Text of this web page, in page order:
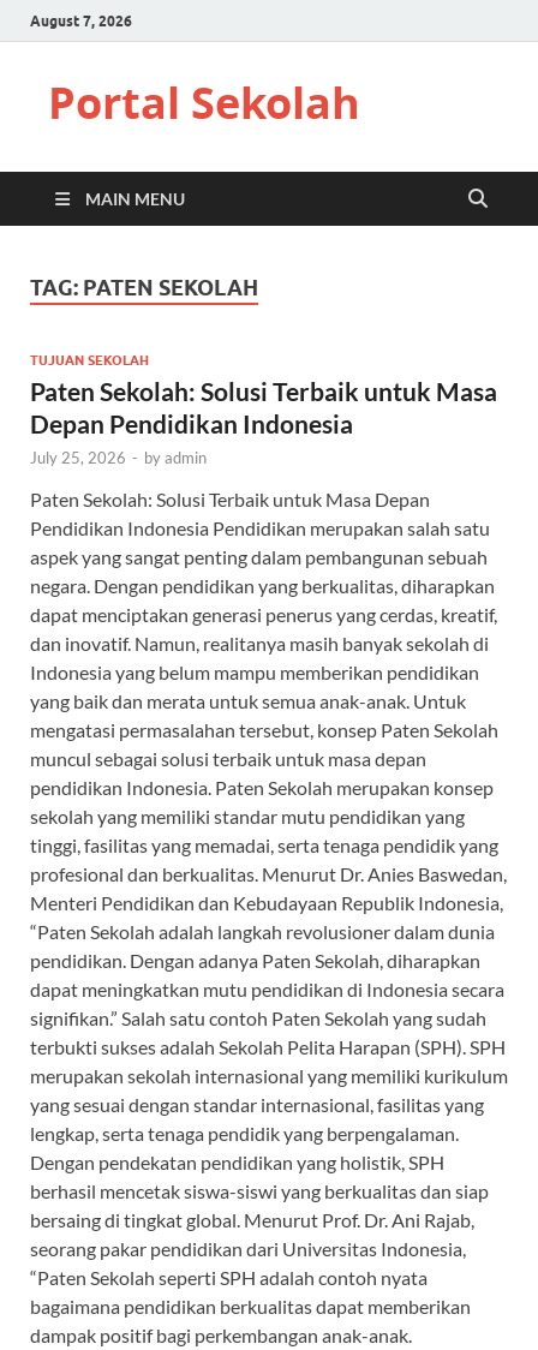
August 7, 2026
Portal Sekolah
MAIN MENU
TAG: PATEN SEKOLAH
TUJUAN SEKOLAH
Paten Sekolah: Solusi Terbaik untuk Masa
Depan Pendidikan Indonesia
July 25, 2026 - byadmin
Paten Sekolah: Solusi Terbaik untuk Masa Depan
Pendidikan Indonesia Pendidikan merupakan salah satu
aspek yang sangat penting dalam pembangunan sebuah
negara. Dengan pendidikan yang berkualitas, diharapkan
dapat menciptakan generasi penerus yang cerdas, kreatif,
dan inovatif. Namun, realitanya masih banyak sekolah di
Indonesia yang belum mampu memberikan pendidikan
yang baik dan merata untuk semua anak-anak. Untuk
mengatasi permasalahan tersebut, konsep Paten Sekolah
muncul sebagai solusi terbaik untuk masa depan
pendidikan Indonesia. Paten Sekolah merupakan konsep
sekolah yang memiliki standar mutu pendidikan yang
tinggi, fasilitas yang memadai, serta tenaga pendidik yang
profesional dan berkualitas. Menurut Dr. Anies Baswedan,
Menteri Pendidikan dan Kebudayaan Republik Indonesia,
“Paten Sekolah adalah langkah revolusioner dalam dunia
pendidikan. Dengan adanya Paten Sekolah, diharapkan
dapat meningkatkan mutu pendidikan di Indonesia secara
signifikan.” Salah satu contoh Paten Sekolah yang sudah
terbukti sukses adalah Sekolah Pelita Harapan (SPH). SPH
merupakan sekolah internasional yang memiliki kurikulum
yang sesuai dengan standar internasional, fasilitas yang
lengkap, serta tenaga pendidik yang berpengalaman.
Dengan pendekatan pendidikan yang holistik, SPH
berhasil mencetak siswa-siswi yang berkualitas dan siap
bersaing di tingkat global. Menurut Prof. Dr. Ani Rajab,
seorang pakar pendidikan dari Universitas Indonesia,
“Paten Sekolah seperti SPH adalah contoh nyata
bagaimana pendidikan berkualitas dapat memberikan
dampak positif bagi perkembangan anak-anak.